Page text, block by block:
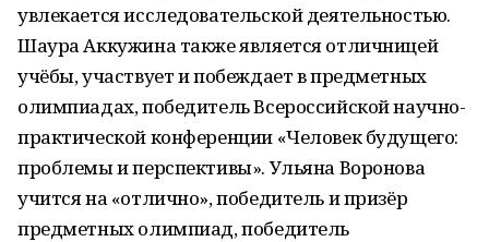
увлекается исследовательской деятельностью.
Шаура Аккужина также является отличницей
учёбы, участвует и побеждает в предметных
олимпиадах, победитель Всероссийской научно-
практической конференции «Человек будущего:
проблемы и перспективы». Ульяна Воронова
учится на «отлично», победитель и призёр
предметных олимпиад, победитель